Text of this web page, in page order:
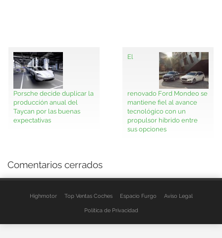
Porsche decide duplicar la
producción anual del
Taycan por las buenas
expectativas
El
renovado Ford Mondeo se
mantiene fiel al avance
tecnológico con un
propulsor híbrido entre
sus opciones
Comentarios cerrados
Highmotor Top Ventas Coches Espacio Furgo Aviso Legal
Política de Privacidad